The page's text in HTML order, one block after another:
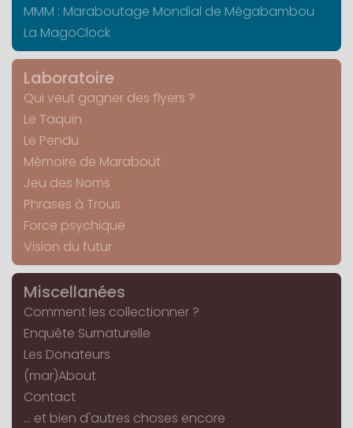
MMM : Maraboutage Mondial de Mégabambou
La MagoClock
Laboratoire
Qui veut gagner des flyers ?
Le Taquin
Le Pendu
Mémoire de Marabout
Jeu des Noms
Phrases à Trous
Force psychique
Vision du futur
Miscellanées
Comment les collectionner ?
Enquête Surnaturelle
Les Donateurs
(mar)About
Contact
... et bien d'autres choses encore